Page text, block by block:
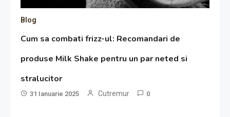
Blog
Cum sa combati frizz-ul: Recomandari de
produse Milk Shake pentru un par neted si
stralucitor
31 Ianuarie 2025 Cutremur 0